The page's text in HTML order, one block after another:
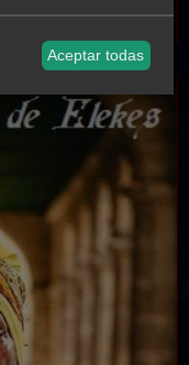
Aceptar todas